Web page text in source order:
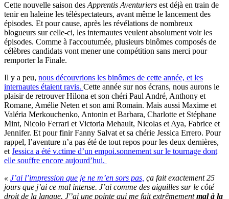
Cette nouvelle saison des Apprentis Aventuriers est déjà en train de
tenir en haleine les téléspectateurs, avant même le lancement des
épisodes. Et pour cause, après les révélations de nombreux
blogueurs sur celle-ci, les internautes veulent absolument voir les
épisodes. Comme à l'accoutumée, plusieurs binômes composés de
célèbres candidats vont mener une compétition sans merci pour
remporter la Finale.
Il y a peu, nous découvrions les binômes de cette année, et les
internautes étaient ravis. Cette année sur nos écrans, nous aurons le
plaisir de retrouver Hilona et son chéri Paul André, Anthony et
Romane, Amélie Neten et son ami Romain. Mais aussi Maxime et
Valéria Merkouchenko, Antonin et Barbara, Charlotte et Stéphane
Mint, Nicolo Ferrari et Victoria Mehault, Nicolas et Aya, Fabrice et
Jennifer. Et pour finir Fanny Salvat et sa chérie Jessica Errero. Pour
rappel, l’aventure n’a pas été de tout repos pour les deux dernières,
et Jessica a été v.ctime d’un empoi.sonnement sur le tournage dont
elle souffre encore aujourd’hui.
« J’ai l’impression que je ne m’en sors pas, ça fait exactement 25
jours que j’ai ce mal intense. J’ai comme des aiguilles sur le côté
droit de la langue. J'’ai une pointe qui me fait extrêmementmal à la